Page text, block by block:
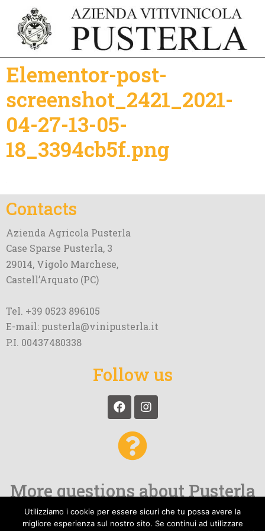
Elementor-post-
screenshot_2421_2021-
04-27-13-05-
18_3394cb5f.png
Contacts
Azienda Agricola Pusterla
Case Sparse Pusterla, 3
29014, Vigolo Marchese,
Castell’Arquato (PC)
Tel. +39 0523 896105
E-mail: pusterla@vinipusterla.it
P.I. 00437480338
Follow us
More questions about Pusterla
and our wines?
Utilizziamo i cookie per essere sicuri che tu possa avere la
migliore esperienza sul nostro sito. Se continui ad utilizzare